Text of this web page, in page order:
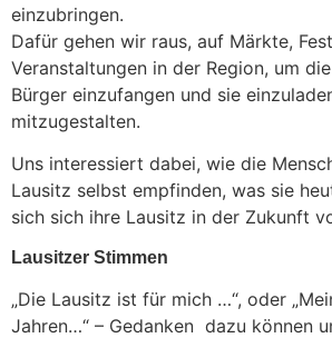
einzubringen.
Dafür gehen wir raus, auf Märkte,
Veranstaltungen in der Region, um
Bürger einzufangen und sie
mitzugestalten.
Uns interessiert dabei, wie die
Lausitz selbst empfinden, was sie
sich sich ihre Lausitz in der Zukunft
Lausitzer Stimmen
„Die Lausitz ist für mich …“, oder
Jahren…“ – Gedanken dazu können